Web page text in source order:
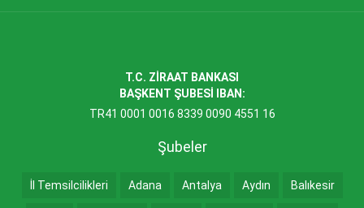
T.C. ZİRAAT BANKASI
BAŞKENT ŞUBESİ IBAN:
TR41 0001 0016 8339 0090 4551 16
Şubeler
İl Temsilcilikleri Adana Antalya Aydın Balıkesir